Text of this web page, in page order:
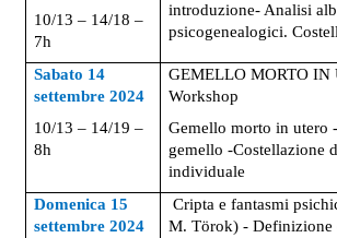
10/13 – 14/18 –
7h
introduzione- Analisi
psicogenealogici.
Sabato 14
settembre 2024
10/13 – 14/19 –
8h
GEMELLO MORTO IN
Workshop
Gemello morto in utero
gemello -Costellazione
individuale
Domenica 15
settembre 2024
Cripta e fantasmi
M. Törok) - Definizione